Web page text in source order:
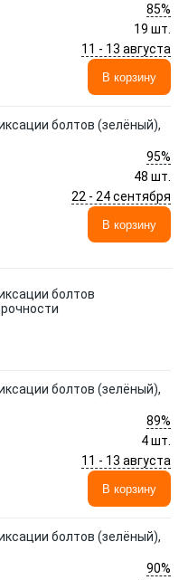
85%
19 шт.
11 - 13 августа
В корзину
болтов (зелёный),
95%
48 шт.
22 - 24 сентября
В корзину
болтов
болтов (зелёный),
89%
4 шт.
11 - 13 августа
В корзину
болтов (зелёный),
90%